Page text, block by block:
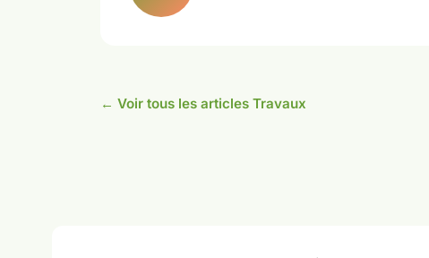
← Voir tous les articles Travaux